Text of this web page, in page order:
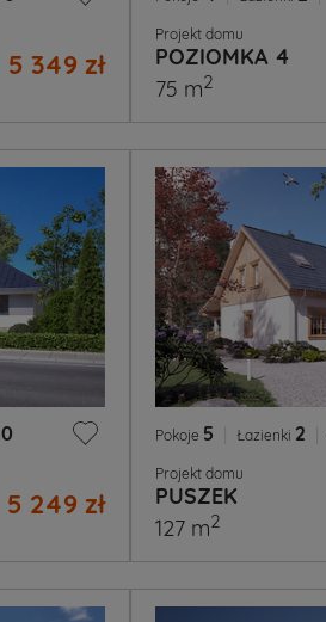
5 349 zł
Projekt domu
POZIOMKA 4
75 m2
0
5 249 zł
Pokoje 5 Łazienki 2
Projekt domu
PUSZEK
127 m2